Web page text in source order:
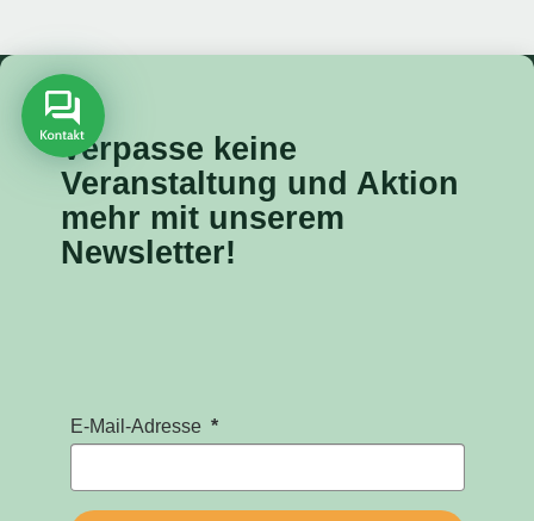
Verpasse keine
Veranstaltung und Aktion
mehr mit unserem
Newsletter!
E-Mail-Adresse